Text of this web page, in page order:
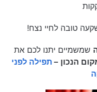
טובה לחיי נצח!
שמשמיים יתנו לכם את
הנכון –תפילה לפני